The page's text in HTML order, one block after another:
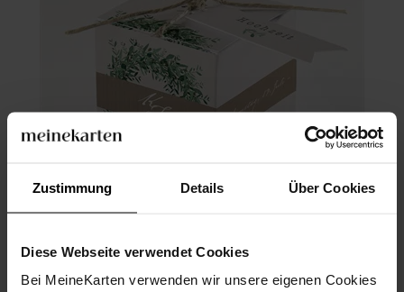
Zustimmung Details Über Cookies
Diese Webseite verwendet Cookies
Bei MeineKarten verwenden wir unsere eigenen Cookies
Geschenkbox Hochzeit